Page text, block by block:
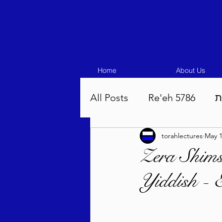
Home About Us
All Posts Re'eh 5786
Eikev 5786
Pinchas 5786 Balak
Zera
Yiddish -
torahlectures May